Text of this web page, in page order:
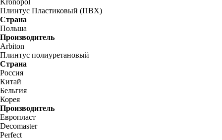
Kronopol
Плинтус Пластиковый (ПВХ)
Страна
Польша
Производитель
Arbiton
Плинтус полиуретановый
Страна
Россия
Китай
Бельгия
Корея
Производитель
Европласт
Decomaster
Perfect